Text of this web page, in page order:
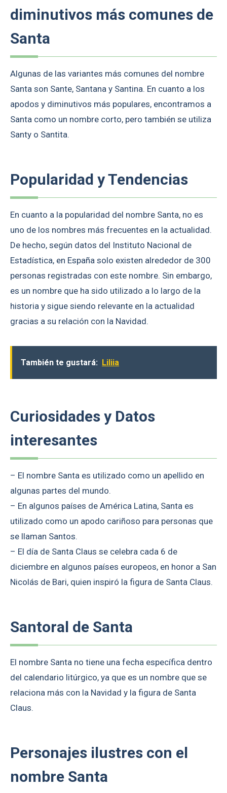
diminutivos más comunes de
Santa
Algunas de las variantes más comunes del nombre
Santa son Sante, Santana y Santina. En cuanto a los
apodos y diminutivos más populares, encontramos a
Santa como un nombre corto, pero también se utiliza
Santy o Santita.
Popularidad y Tendencias
En cuanto a la popularidad del nombre Santa, no es
uno de los nombres más frecuentes en la actualidad.
De hecho, según datos del Instituto Nacional de
Estadística, en España solo existen alrededor de 300
personas registradas con este nombre. Sin embargo,
es un nombre que ha sido utilizado a lo largo de la
historia y sigue siendo relevante en la actualidad
gracias a su relación con la Navidad.
También te gustará: Liliia
Curiosidades y Datos
interesantes
– El nombre Santa es utilizado como un apellido en
algunas partes del mundo.
– En algunos países de América Latina, Santa es
utilizado como un apodo cariñoso para personas que
se llaman Santos.
– El día de Santa Claus se celebra cada 6 de
diciembre en algunos países europeos, en honor a San
Nicolás de Bari, quien inspiró la figura de Santa Claus.
Santoral de Santa
El nombre Santa no tiene una fecha específica dentro
del calendario litúrgico, ya que es un nombre que se
relaciona más con la Navidad y la figura de Santa
Claus.
Personajes ilustres con el
nombre Santa